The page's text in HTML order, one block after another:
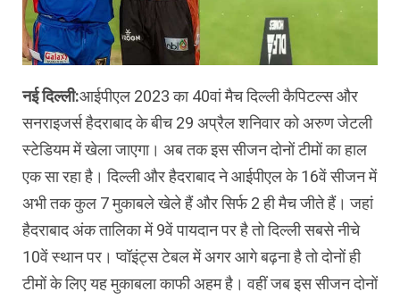
नई दिल्ली:आईपीएल 2023 का 40वां मैच दिल्ली कैपिटल्स और
सनराइजर्स हैदराबाद के बीच 29 अप्रैल शनिवार को अरुण जेटली
स्टेडियम में खेला जाएगा। अब तक इस सीजन दोनों टीमों का हाल
एक सा रहा है। दिल्ली और हैदराबाद ने आईपीएल के 16वें सीजन में
अभी तक कुल 7 मुकाबले खेले हैं और सिर्फ 2 ही मैच जीते हैं। जहां
हैदराबाद अंक तालिका में 9वें पायदान पर है तो दिल्ली सबसे नीचे
10वें स्थान पर। प्वॉइंट्स टेबल में अगर आगे बढ़ना है तो दोनों ही
टीमों के लिए यह मुकाबला काफी अहम है। वहीं जब इस सीजन दोनों